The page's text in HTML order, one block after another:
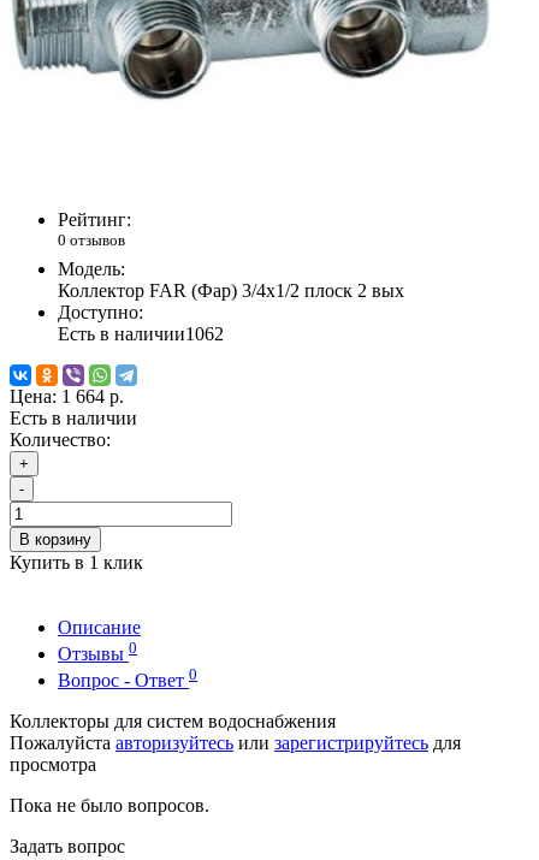
Рейтинг:
0 отзывов
Модель:
Коллектор FAR (Фар) 3/4х1/2 плоск 2 вых
Доступно:
Есть в наличии1062
Цена: 1 664 р.
Есть в наличии
Количество:
+
-
В корзину
Купить в 1 клик
Описание
Отзывы 0
Вопрос - Ответ 0
Коллекторы для систем водоснабжения
Пожалуйста авторизуйтесь или зарегистрируйтесь для
просмотра
Пока не было вопросов.
Задать вопрос